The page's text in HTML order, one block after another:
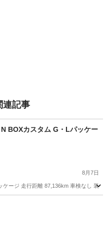
連記事
BOXカスタム G・Lパッケー
8月7日
ージ 走行距離 87,136km 車検なし 装